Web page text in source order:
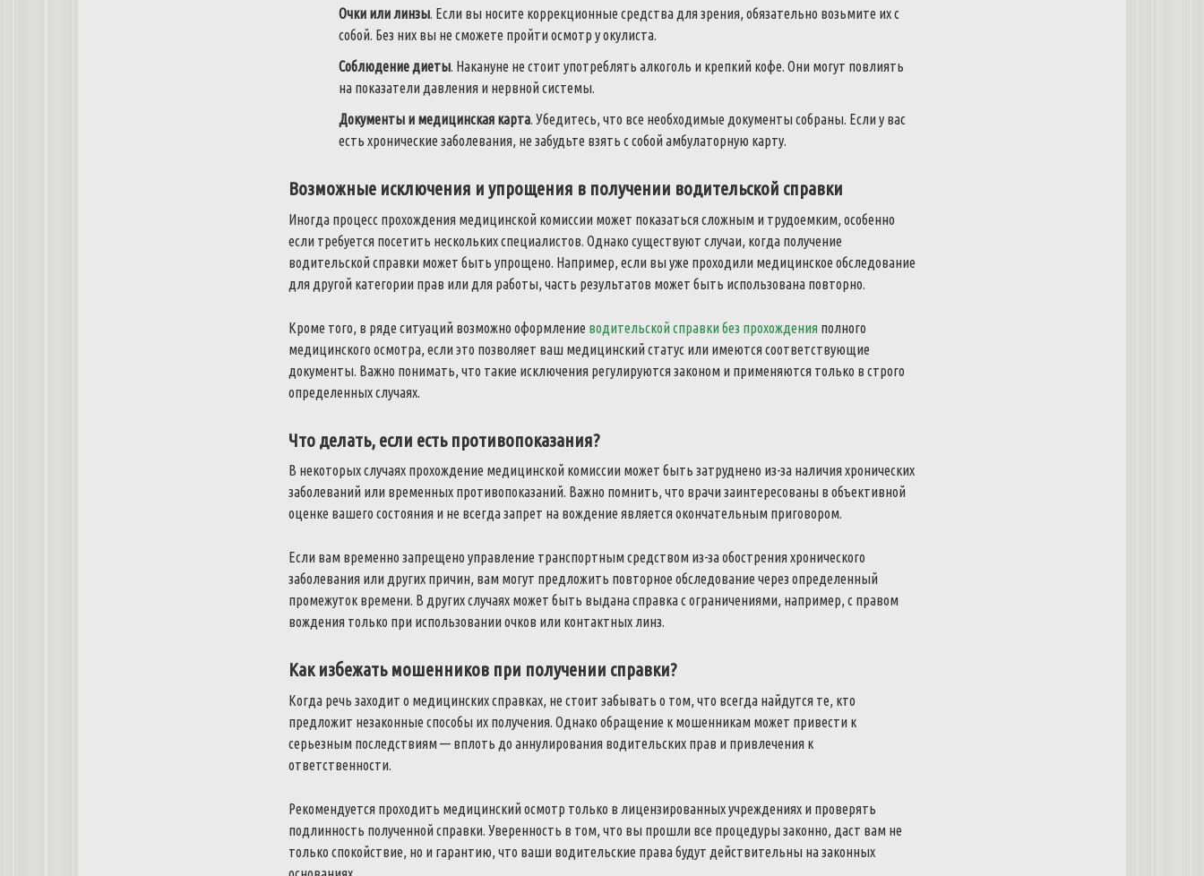
Очки или линзы. Если вы носите коррекционные средства для зрения, обязательно возьмите их с
собой. Без них вы не сможете пройти осмотр у окулиста.
Соблюдение диеты. Накануне не стоит употреблять алкоголь и крепкий кофе. Они могут повлиять
на показатели давления и нервной системы.
Документы и медицинская карта. Убедитесь, что все необходимые документы собраны. Если у вас
есть хронические заболевания, не забудьте взять с собой амбулаторную карту.
Возможные исключения и упрощения в получении водительской справки
Иногда процесс прохождения медицинской комиссии может показаться сложным и трудоемким, особенно
если требуется посетить нескольких специалистов. Однако существуют случаи, когда получение
водительской справки может быть упрощено. Например, если вы уже проходили медицинское обследование
для другой категории прав или для работы, часть результатов может быть использована повторно.
Кроме того, в ряде ситуаций возможно оформление водительской справки без прохождения полного
медицинского осмотра, если это позволяет ваш медицинский статус или имеются соответствующие
документы. Важно понимать, что такие исключения регулируются законом и применяются только в строго
определенных случаях.
Что делать, если есть противопоказания?
В некоторых случаях прохождение медицинской комиссии может быть затруднено из-за наличия хронических
заболеваний или временных противопоказаний. Важно помнить, что врачи заинтересованы в объективной
оценке вашего состояния и не всегда запрет на вождение является окончательным приговором.
Если вам временно запрещено управление транспортным средством из-за обострения хронического
заболевания или других причин, вам могут предложить повторное обследование через определенный
промежуток времени. В других случаях может быть выдана справка с ограничениями, например, с правом
вождения только при использовании очков или контактных линз.
Как избежать мошенников при получении справки?
Когда речь заходит о медицинских справках, не стоит забывать о том, что всегда найдутся те, кто
предложит незаконные способы их получения. Однако обращение к мошенникам может привести к
серьезным последствиям — вплоть до аннулирования водительских прав и привлечения к
ответственности.
Рекомендуется проходить медицинский осмотр только в лицензированных учреждениях и проверять
подлинность полученной справки. Уверенность в том, что вы прошли все процедуры законно, даст вам не
только спокойствие, но и гарантию, что ваши водительские права будут действительны на законных